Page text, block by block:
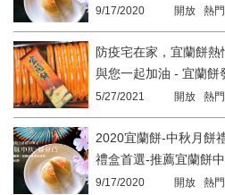
一顆 ! 中秋月餅最美味
9/17/2020 開放 熱門
防疫宅在家，宜蘭餅熱
與您一起加油 - 宜蘭餅
5/27/2021 開放 熱門
2020宜蘭餅-中秋月餅
禮盒首選-推薦宜蘭餅
9/17/2020 開放 熱門